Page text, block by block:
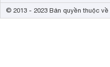
© 2013 - 2023 Bản quyền thuộc